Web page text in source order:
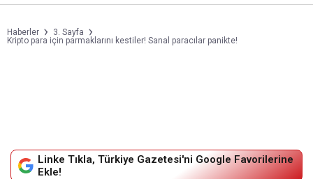
Haberler
3. Sayfa
Kripto para için parmaklarını kestiler! Sanal paracılar panikte!
Linke Tıkla, Türkiye Gazetesi'ni Google Favorilerine
Ekle!